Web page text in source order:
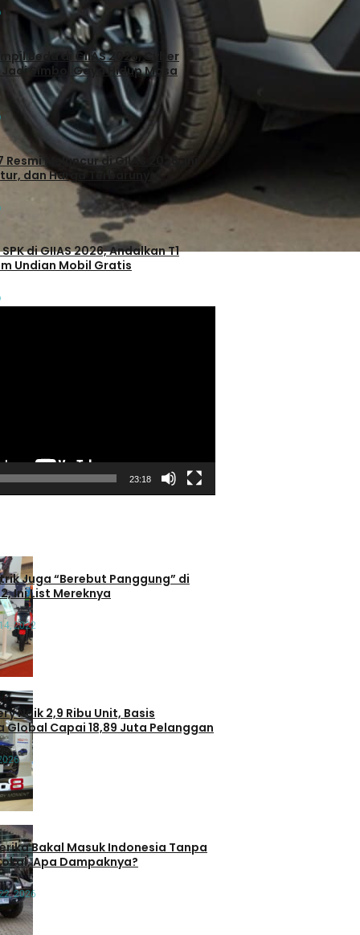
Beda di GIIAS 2026, Cyber
Simbol Gaya Hidup Masa
Resmi Meluncur di GIIAS 2026, Ini
dan Harga Terbarunya
di GIIAS 2026, Andalkan T1
Undian Mobil Gratis
23:18
Juga “Berebut Panggung” di
Ini List Mereknya
2022
Naik 2,9 Ribu Unit, Basis
Global Capai 18,89 Juta Pelanggan
Bakal Masuk Indonesia Tanpa
Apa Dampaknya?
2026